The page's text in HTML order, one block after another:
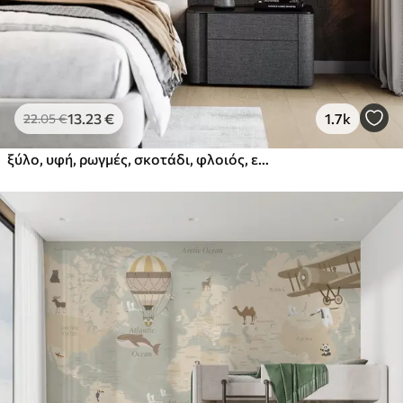
22.05€13.23€ 1.7k
ξύλο, υφή, ρωγμές, σκοτάδι, φλοιός, επιφάνεια